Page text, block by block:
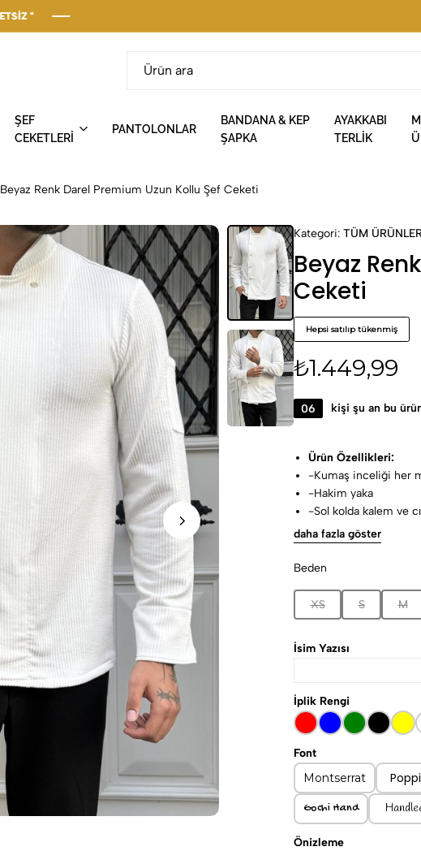
ŞEF
CEKETLERİ
PANTOLONLAR
BANDANA & KEP
ŞAPKA
AYAKKABI
TERLİK
Beyaz Renk Darel Premium Uzun Kollu Şef Ceketi
Kategori: TÜM
Beyaz
Ceketi
Hepsi satılıp tükenmiş
₺1.449,99
06 kişi şu an bu
Ürün Özellikleri:
-Kumaş inceliği her
-Hakim yaka
-Sol kolda kalem ve
-Lekelere karşı
Kumaş Özellikleri:
%62 polyester,%30
30-40 ° C’de
Ağartıcı kullanılmaz.
daha fazla göster
Beden
XS S M
İsim Yazısı
İplik Rengi
Font
Montserrat
Gochi Hand
Önizleme